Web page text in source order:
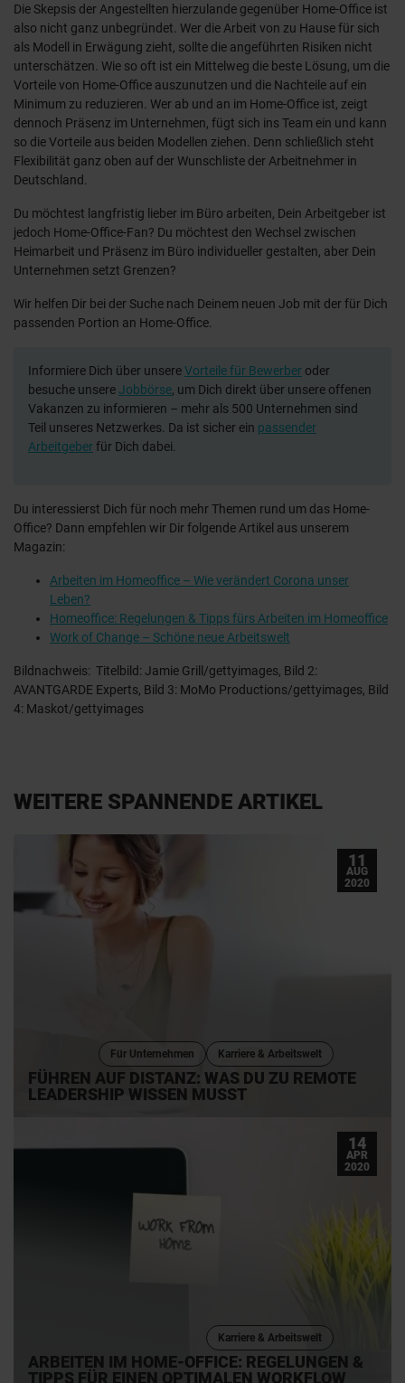
Die Skepsis der Angestellten hierzulande gegenüber Home-Office ist
also nicht ganz unbegründet. Wer die Arbeit von zu Hause für sich
als Modell in Erwägung zieht, sollte die angeführten Risiken nicht
unterschätzen. Wie so oft ist ein Mittelweg die beste Lösung, um die
Vorteile von Home-Office auszunutzen und die Nachteile auf ein
Minimum zu reduzieren. Wer ab und an im Home-Office ist, zeigt
dennoch Präsenz im Unternehmen, fügt sich ins Team ein und kann
so die Vorteile aus beiden Modellen ziehen. Denn schließlich steht
Flexibilität ganz oben auf der Wunschliste der Arbeitnehmer in
Deutschland.
Du möchtest langfristig lieber im Büro arbeiten, Dein Arbeitgeber ist
jedoch Home-Office-Fan? Du möchtest den Wechsel zwischen
Heimarbeit und Präsenz im Büro individueller gestalten, aber Dein
Unternehmen setzt Grenzen?
Wir helfen Dir bei der Suche nach Deinem neuen Job mit der für Dich
passenden Portion an Home-Office.
Informiere Dich über unsereVorteile für Bewerber oder
besuche unsereJobbörse, um Dich direkt über unsere offenen
Vakanzen zu informieren – mehr als 500 Unternehmen sind
Teil unseres Netzwerkes. Da ist sicher ein passender
Arbeitgeberfür Dich dabei.
Du interessierst Dich für noch mehr Themen rund um das Home-
Office? Dann empfehlen wir Dir folgende Artikel aus unserem
Magazin:
Arbeiten im Homeoffice – Wie verändert Corona unser
Leben?
Homeoffice: Regelungen & Tipps fürs Arbeiten im Homeoffice
Work of Change – Schöne neue Arbeitswelt
Bildnachweis: Titelbild: Jamie Grill/gettyimages, Bild 2:
AVANTGARDE Experts, Bild 3: MoMo Productions/gettyimages, Bild
4: Maskot/gettyimages
WEITERE SPANNENDE ARTIKEL
Karriere & Arbeitswelt
Für Unternehmen
FÜHREN AUF DISTANZ: WAS DU ZU REMOTE
LEADERSHIP WISSEN MUSST
11
AUG
2020
Karriere & Arbeitswelt
ARBEITEN IM HOME-OFFICE: REGELUNGEN &
TIPPS FÜR EINEN OPTIMALEN WORKFLOW
14
APR
2020